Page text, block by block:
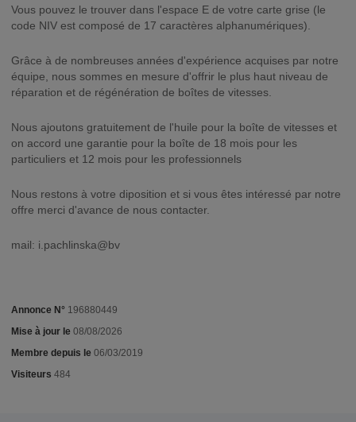
Vous pouvez le trouver dans l'espace E de votre carte grise (le
code NIV est composé de 17 caractères alphanumériques).
Grâce à de nombreuses années d'expérience acquises par notre
équipe, nous sommes en mesure d'offrir le plus haut niveau de
réparation et de régénération de boîtes de vitesses.
Nous ajoutons gratuitement de l'huile pour la boîte de vitesses et
on accord une garantie pour la boîte de 18 mois pour les
particuliers et 12 mois pour les professionnels
Nous restons à votre diposition et si vous êtes intéressé par notre
offre merci d'avance de nous contacter.
mail: i.pachlinska@bv
Annonce N° 196880449
Mise à jour le 08/08/2026
Membre depuis le 06/03/2019
Visiteurs 484